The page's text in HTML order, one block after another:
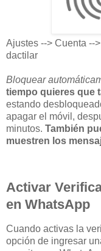
Ajustes --> Cuenta --
dactilar
Bloquear
tiempo quieres que
estando
apagar el móvil,
minutos. También
muestren los
Activar
en WhatsApp
Cuando activas la
opción de ingresar